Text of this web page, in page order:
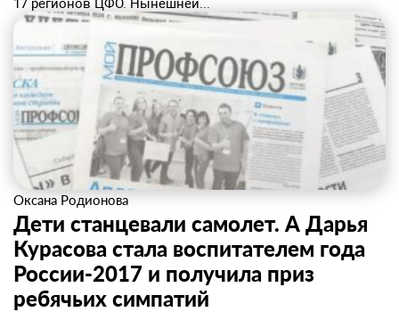
17 регионов ЦФО. Нынешней...
Оксана Родионова
Дети станцевали самолет. А Дарья
Курасова стала воспитателем года
России-2017 и получила приз
ребячьих симпатий